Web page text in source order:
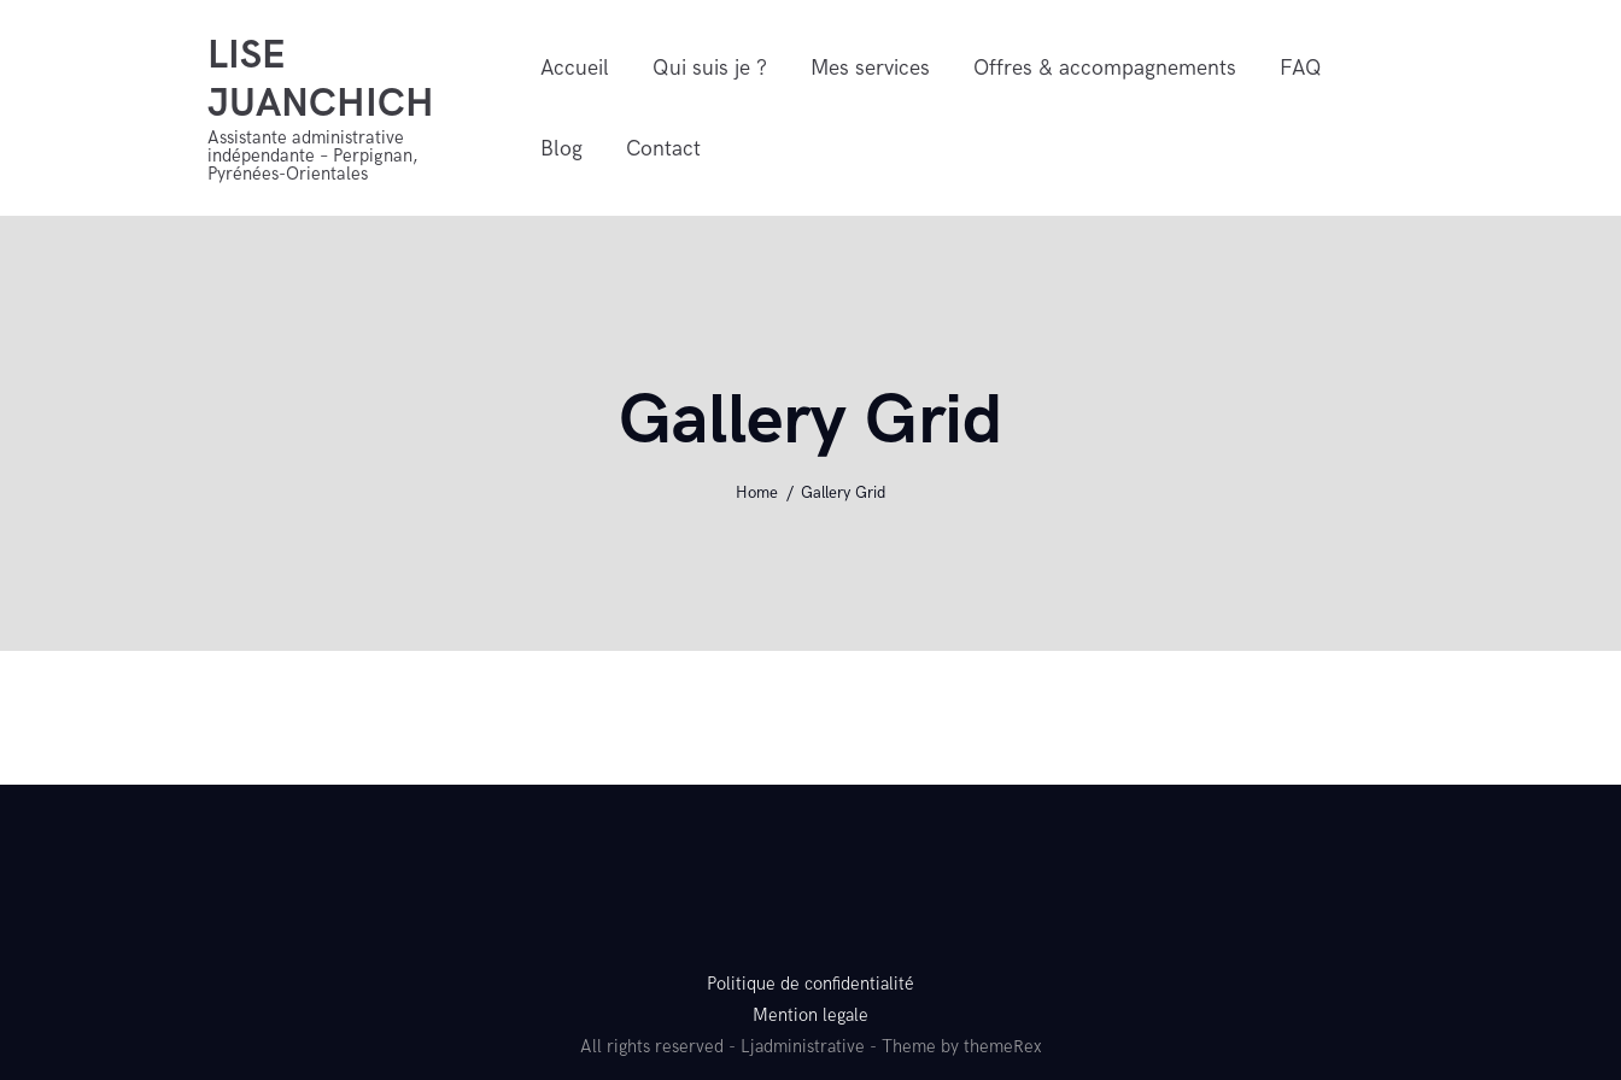
LISE
JUANCHICH
Assistante administrative
indépendante – Perpignan,
Pyrénées-Orientales
Accueil Qui suis je ? Mes services Offres & accompagnements FAQ
Blog Contact
Gallery Grid
Home Gallery Grid
LISE JUANCHICH
Assistante administrative indépendante – Perpignan, Pyrénées-Orientales
Accueil
Qui suis je ?
Mes services
accompagnements
Contact
Politique de confidentialité
Mention legale
All rights reserved - Ljadministrative - Theme by themeRex